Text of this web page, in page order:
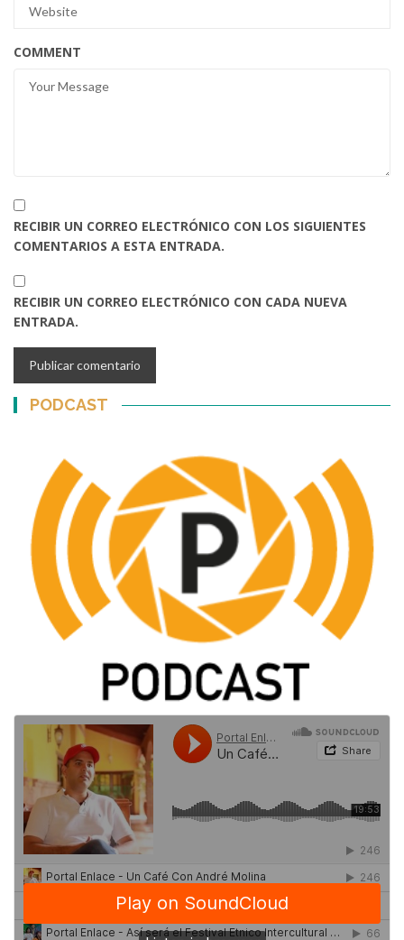
COMMENT
RECIBIR UN CORREO ELECTRÓNICO CON LOS SIGUIENTES
COMENTARIOS A ESTA ENTRADA.
RECIBIR UN CORREO ELECTRÓNICO CON CADA NUEVA
ENTRADA.
PODCAST